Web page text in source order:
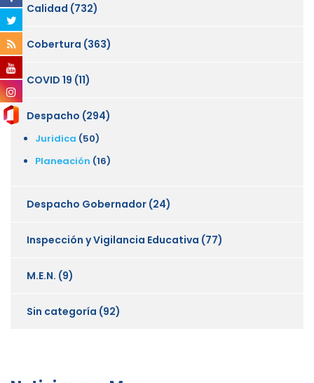
Calidad (732)
Cobertura (363)
COVID 19 (11)
Despacho (294)
Juridica (50)
Planeación (16)
Despacho Gobernador (24)
Inspección y Vigilancia Educativa (77)
M.E.N. (9)
Sin categoría (92)